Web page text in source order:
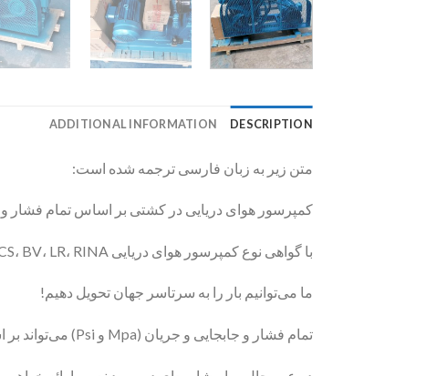
DESCRIPTION
ADDITIONAL INFORMATION
متن زیر به زبان فارسی ترجمه شده است:
کمپرسور هوای دریایی در کشتی بر اساس تمام فشار
با گواهی نوع کمپرسور هوای دریایی CCS، BV، LR، RINA.
ما می‌توانیم بار را به سرتاسر جهان تحویل دهیم!
تمام فشار و جابجایی و جریان (Mpa و Psi) می‌تواند بر اساس درخواست شما سفارشی شود!